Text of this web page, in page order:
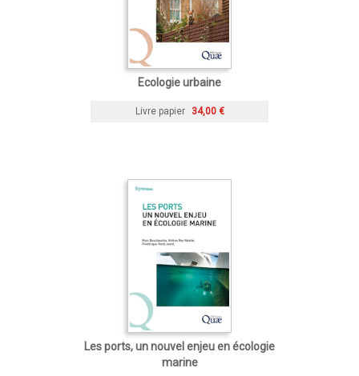
Ecologie urbaine
Livre papier 34,00 €
Les ports, un nouvel enjeu en écologie
marine